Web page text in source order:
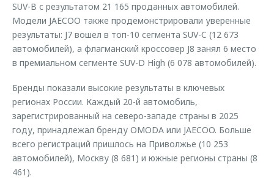
SUV-B с результатом 21 165 проданных автомобилей.
Модели JAECOO также продемонстрировали уверенные
результаты: J7 вошел в топ-10 сегмента SUV-C (12 673
автомобилей), а флагманский кроссовер J8 занял 6 место
в премиальном сегменте SUV-D High (6 078 автомобилей).
Бренды показали высокие результаты в ключевых
регионах России. Каждый 20-й автомобиль,
зарегистрированный на северо-западе страны в 2025
году, принадлежал бренду OMODA или JAECOO. Больше
всего регистраций пришлось на Приволжье (10 253
автомобилей), Москву (8 681) и южные регионы страны (8
461).